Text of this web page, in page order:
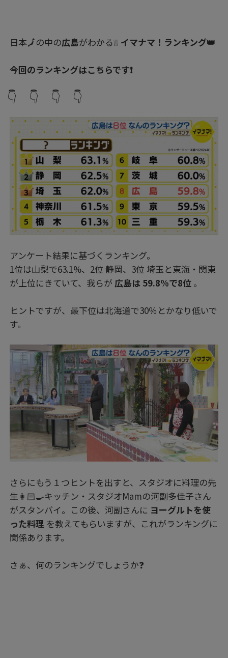
日本🗾の中の広島がわかる❕❕ イマナマ！ランキング👑
今回のランキングはこちらです❗
👇 👇 👇 👇
アンケート結果に基づくランキング。
1位は山梨で63.1%、2位 静岡、3位 埼玉と東海・関東
が上位にきていて、我らが 広島は 59.8%で8位 。
ヒントですが、最下位は北海道で30％とかなり低いで
す。
さらにもう１つヒントを出すと、スタジオに料理の先
生👩🏻‍🍳キッチン・スタジオMamの河副多佳子さん
がスタンバイ。この後、河副さんに ヨーグルトを使
った料理 を教えてもらいますが、これがランキングに
関係あります。
さぁ、何のランキングでしょうか❓